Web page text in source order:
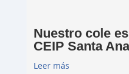
Nuestro cole
CEIP Santa
Leer más